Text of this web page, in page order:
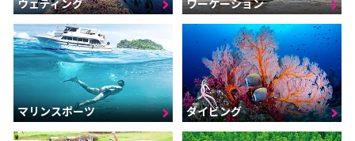
マリンスポーツ ダイビング